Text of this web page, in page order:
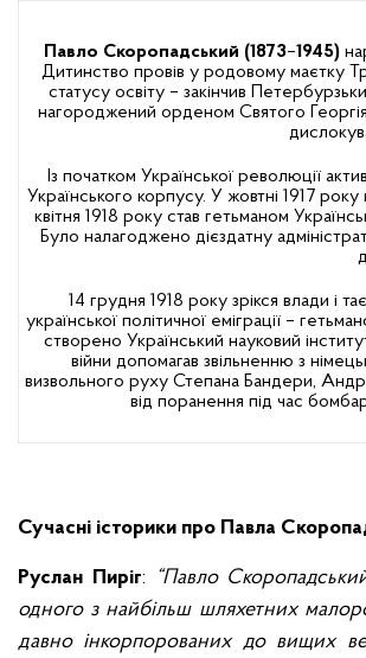
Павло Скоропадський (1873–1945)
Дитинство провів у родовому маєтку
статусу освіту – закінчив
нагороджений орденом Святого
Із початком Української революції
Українського корпусу. У жовтні 1917 року
квітня 1918 року став гетьманом
Було налагоджено дієздатну
14 грудня 1918 року зрікся влади і
української політичної еміграції –
створено Український науковий
війни допомагав звільненню з
визвольного руху Степана Бандери,
від поранення під час
Сучасні історики про Павла
Руслан Пиріг:
“Павло
одного з найбільш шляхетних
давно інкорпорованих до вищих